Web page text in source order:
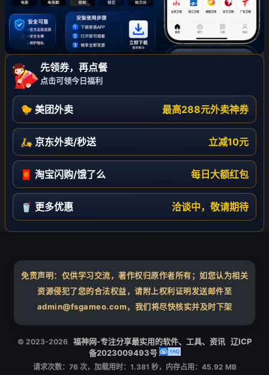
先领券，再点餐
点击可领今日福利
🐤 美团外卖 最高288元外卖神券
🛵 京东外卖/秒送 立减10元
🧧 淘宝闪购/饿了么 每日大额红包
🥤 更多优惠 洽谈中，敬请期待
免责声明：仅供学习交流，著作权归原作者所有；如您认为相关
资源侵犯了您的合法权益，请附上权利证明发送邮件至
admin@fsgameo.com，我们将尽快核实并及时下架
© 2023-2026 福神网-专注分享最实用的软件、工具、资讯 辽ICP
备2023009493号
请求次数：76 次，加载用时：1.381 秒，内存占用：45.92 MB